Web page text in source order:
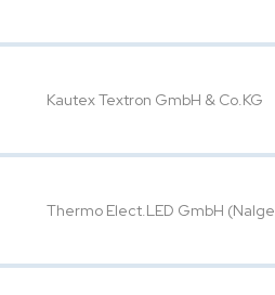
Kautex Textron GmbH & Co.KG
Thermo Elect.LED GmbH